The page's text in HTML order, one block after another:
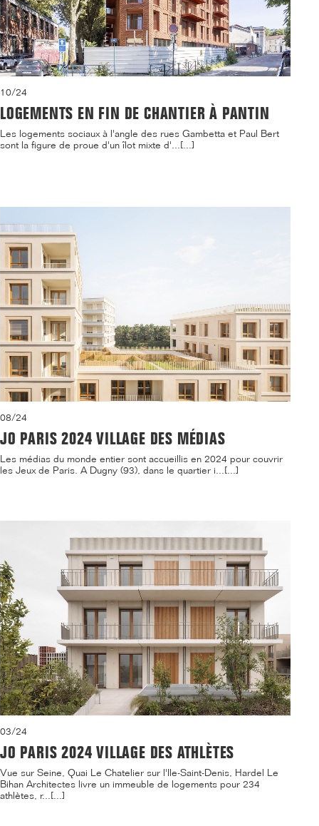
10/24
LOGEMENTS EN FIN DE CHANTIER À PANTIN
Les logements sociaux à l'angle des rues Gambetta et Paul Bert
sont la figure de proue d'un îlot mixte d'...[...]
08/24
JO PARIS 2024 VILLAGE DES MÉDIAS
Les médias du monde entier sont accueillis en 2024 pour couvrir
les Jeux de Paris. A Dugny (93), dans le quartier i...[...]
03/24
JO PARIS 2024 VILLAGE DES ATHLÈTES
Vue sur Seine, Quai Le Chatelier sur l'Ile-Saint-Denis, Hardel Le
Bihan Architectes livre un immeuble de logements pour 234
athlètes, r...[...]